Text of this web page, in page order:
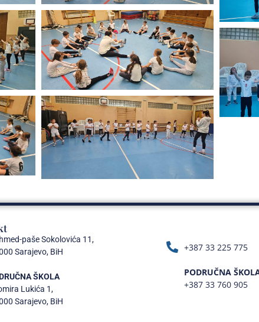
paše Sokolovića 11,
Sarajevo, BiH
ŠKOLA
Lukića 1,
Sarajevo, BiH
+387 33 225 775
PODRUČNA
+387 33 760 905